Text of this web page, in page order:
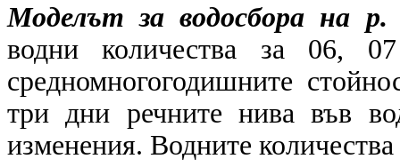
Моделът за водосбора на р.
водни количества за 06,
средномногогодишните
три дни речните нива във
изменения. Водните